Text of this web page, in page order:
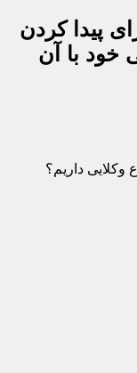
پیدا کردن
خود با آن
وکلایی داریم؟